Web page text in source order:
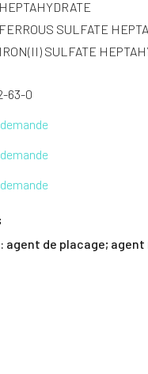
HEPTAHYDRATE
FERROUS SULFATE
IRON(II) SULFATE
63-0
agent de placage;